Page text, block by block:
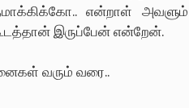
என்றாள் அவளும்
இருப்பேன் என்றேன்.
வரும் வரை..